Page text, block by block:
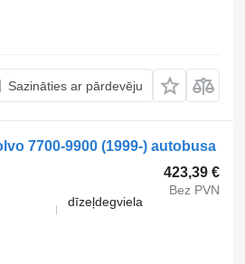
Sazināties ar pārdevēju
7700-9900 (1999-) autobusa
423,39 €
Bez PVN
dīzeļdegviela